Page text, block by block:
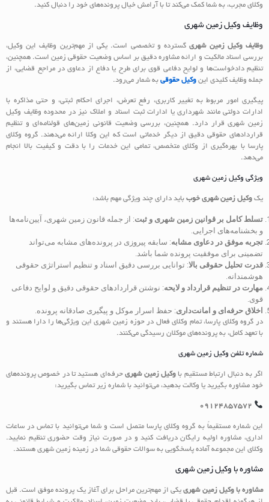
وکلای مجرب، به شما کمک می‌کند تا با آرامش خیال پرونده‌های خود را دنبال کنید.
وظایف وکیل زمین شهری
وظایف وکیل زمین شهریگسترده و تخصصی است. یکی از مهم‌ترین وظایف این وکیل،
بررسی اسناد مالکیت و ارائه مشاوره دقیق بر اساس وضعیت حقوقی زمین است. همچنین،
تنظیم دادخواست‌ها و لوایح دفاعی قوی برای طرح یا دفاع از دعاوی در مراجع قضایی، از
جمله وظایف کلیدی این وکیل حقوقی به شمار می‌رود.
پیگیری امور مربوط به تغییر کاربری، رفع تعرض، اجرای احکام ثبتی، و حتی مذاکره با
ادارات دولتی مانند شهرداری یا ادارات ثبت اسناد و املاک نیز در محدوده وظایف وکیل
زمین شهری قرار دارد. همچنین، بررسی وضعیت قانونی زمین‌های قولنامه‌ای و تنظیم
قراردادهای حقوقی دقیق از دیگر خدماتی است که این وکلا ارائه می‌دهند. گروه وکلای
پارسا با بهره‌گیری از وکلای متخصص، تمامی این خدمات را با دقت و کیفیت بالا انجام
می‌دهد.
ویژگی وکیل زمین شهری
یک وکیل زمین شهری خوب باید دارای چند ویژگی مهم باشد:
تسلط کامل بر قوانین زمین شهری و ثبت: از جمله قانون زمین شهری، آیین‌نامه‌ها
و بخشنامه‌های اجرایی.
تجربه موفق در دعاوی مشابه: سابقه پیروزی در پرونده‌های مشابه می‌تواند
تضمینی برای موفقیت پرونده شما باشد.
قدرت تحلیل حقوقی بالا: توانایی بررسی دقیق اسناد و تنظیم استراتژی حقوقی
هوشمندانه.
مهارت در تنظیم قرارداد و لایحه: نوشتن قراردادهای حقوقی دقیق و لوایح دفاعی
قوی.
اخلاق حرفه‌ای و امانت‌داری: حفظ اسرار موکل و پیگیری صادقانه پرونده.
در گروه وکلای پارسا، تمام وکلای فعال در حوزه زمین شهری این ویژگی‌ها را دارا هستند و
با تعهد کامل، به پرونده‌های موکلان رسیدگی می‌کنند.
شماره تلفن وکیل زمین شهری
اگر به دنبال ارتباط مستقیم باوکیل زمین شهریحرفه‌ای هستید تا در خصوص پرونده‌های
خود مشاوره بگیرید یا وکالت بدهید، می‌توانید با شماره زیر تماس بگیرید:
09124857572
این شماره مستقیماً به گروه وکلای پارسا متصل است و شما می‌توانید با تماس در ساعات
اداری، مشاوره اولیه رایگان دریافت کنید و در صورت نیاز وقت حضوری تنظیم نمایید.
وکلای این مجموعه آماده پاسخگویی به سوالات حقوقی شما در زمینه زمین شهری هستند.
مشاوره با وکیل زمین شهری
مشاوره با وکیل زمین شهرییکی از مهم‌ترین مراحل برای آغاز یک پرونده موفق است. قبل